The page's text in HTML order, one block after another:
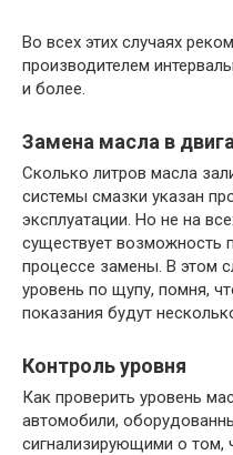
Во всех этих случаях
производителем
и более.
Замена масла в
Сколько литров масла
системы смазки указан
эксплуатации. Но не на
существует возможность
процессе замены. В этом
уровень по щупу, помня,
показания будут
Контроль уровня
Как проверить уровень
автомобили,
сигнализирующими о том,